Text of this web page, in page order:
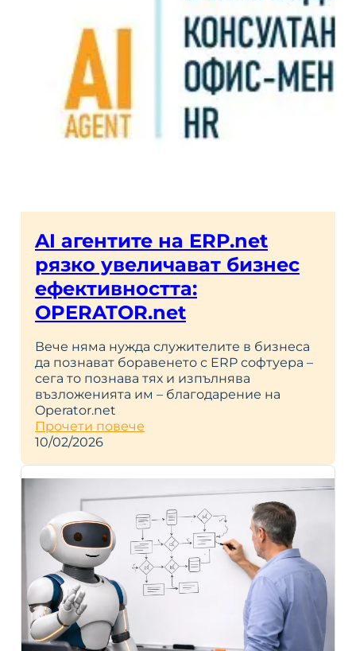
AI агентите на ERP.net
рязко увеличават бизнес
ефективността:
OPERATOR.net
Вече няма нужда служителите в бизнеса
да познават боравенето с ERP софтуера –
сега то познава тях и изпълнява
възложенията им – благодарение на
Operator.net
Прочети повече
10/02/2026